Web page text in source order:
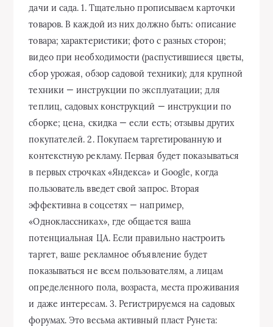
дачи и сада. 1. Тщательно прописываем карточки
товаров. В каждой из них должно быть: описание
товара; характеристики; фото с разных сторон;
видео при необходимости (распустившиеся цветы,
сбор урожая, обзор садовой техники); для крупной
техники — инструкции по эксплуатации; для
теплиц, садовых конструкций — инструкции по
сборке; цена, скидка — если есть; отзывы других
покупателей. 2. Покупаем таргетированную и
контекстную рекламу. Первая будет показываться
в первых строчках «Яндекса» и Google, когда
пользователь введет свой запрос. Вторая
эффективна в соцсетях — например,
«Одноклассниках», где общается ваша
потенциальная ЦА. Если правильно настроить
таргет, ваше рекламное объявление будет
показываться не всем пользователям, а лицам
определенного пола, возраста, места проживания
и даже интересам. 3. Регистрируемся на садовых
форумах. Это весьма активный пласт Рунета: